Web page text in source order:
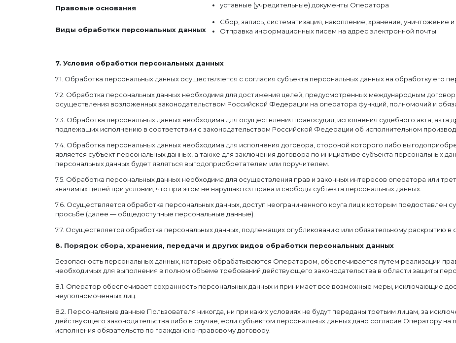
Правовые основания уставные (учредительные) документы Оператора
Виды обработки персональных данных
Сбор, запись, систематизация, накопление, хранение, уничтожение
Отправка информационных писем на адрес электронной почты
7. Условия обработки персональных данных
7.1. Обработка персональных данных осуществляется с согласия субъекта персональных данных на обработку его
7.2. Обработка персональных данных необходима для достижения целей, предусмотренных международным
осуществления возложенных законодательством Российской Федерации на оператора функций, полномочий и
7.3. Обработка персональных данных необходима для осуществления правосудия, исполнения судебного акта, акта
подлежащих исполнению в соответствии с законодательством Российской Федерации об исполнительном
7.4. Обработка персональных данных необходима для исполнения договора, стороной которого либо
является субъект персональных данных, а также для заключения договора по инициативе субъекта персональных
персональных данных будет являться выгодоприобретателем или поручителем.
7.5. Обработка персональных данных необходима для осуществления прав и законных интересов оператора или
значимых целей при условии, что при этом не нарушаются права и свободы субъекта персональных данных.
7.6. Осуществляется обработка персональных данных, доступ неограниченного круга лиц к которым предоставлен
просьбе (далее — общедоступные персональные данные).
7.7. Осуществляется обработка персональных данных, подлежащих опубликованию или обязательному раскрытию в
8. Порядок сбора, хранения, передачи и других видов обработки персональных данных
Безопасность персональных данных, которые обрабатываются Оператором, обеспечивается путем реализации
необходимых для выполнения в полном объеме требований действующего законодательства в области защиты
8.1. Оператор обеспечивает сохранность персональных данных и принимает все возможные меры, исключающие
неуполномоченных лиц.
8.2. Персональные данные Пользователя никогда, ни при каких условиях не будут переданы третьим лицам, за
действующего законодательства либо в случае, если субъектом персональных данных дано согласие Оператору на
исполнения обязательств по гражданско-правовому договору.